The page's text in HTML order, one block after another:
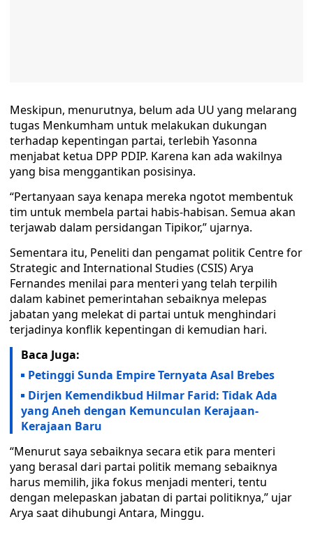
Meskipun, menurutnya, belum ada UU yang melarang
tugas Menkumham untuk melakukan dukungan
terhadap kepentingan partai, terlebih Yasonna
menjabat ketua DPP PDIP. Karena kan ada wakilnya
yang bisa menggantikan posisinya.
“Pertanyaan saya kenapa mereka ngotot membentuk
tim untuk membela partai habis-habisan. Semua akan
terjawab dalam persidangan Tipikor,” ujarnya.
Sementara itu, Peneliti dan pengamat politik Centre for
Strategic and International Studies (CSIS) Arya
Fernandes menilai para menteri yang telah terpilih
dalam kabinet pemerintahan sebaiknya melepas
jabatan yang melekat di partai untuk menghindari
terjadinya konflik kepentingan di kemudian hari.
Baca Juga:
Petinggi Sunda Empire Ternyata Asal Brebes
Dirjen Kemendikbud Hilmar Farid: Tidak Ada
yang Aneh dengan Kemunculan Kerajaan-
Kerajaan Baru
“Menurut saya sebaiknya secara etik para menteri
yang berasal dari partai politik memang sebaiknya
harus memilih, jika fokus menjadi menteri, tentu
dengan melepaskan jabatan di partai politiknya,” ujar
Arya saat dihubungi Antara, Minggu.